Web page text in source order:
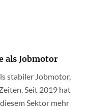
als Jobmotor
stabiler Jobmotor,
Seit 2019 hat
Sektor mehr